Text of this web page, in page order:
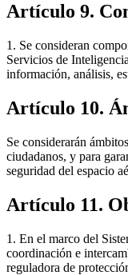
Artículo 9.
1. Se consideran
Servicios de
información, análisis,
Artículo 10.
Se considerarán
ciudadanos, y para
seguridad del espacio
Artículo 11.
1. En el marco del
coordinación e
reguladora de